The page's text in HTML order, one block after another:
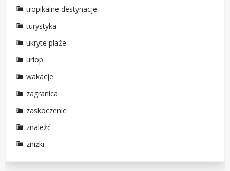
tropikalne destynacje
turystyka
ukryte plaże
urlop
wakacje
zagranica
zaskoczenie
znaleźć
zniżki